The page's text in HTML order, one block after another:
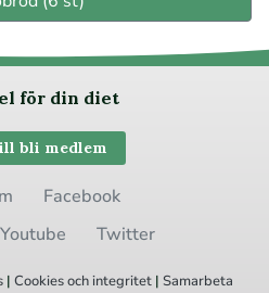
för din diet
bli medlem
Facebook
Youtube Twitter
| Cookiesoch integritet | Samarbeta